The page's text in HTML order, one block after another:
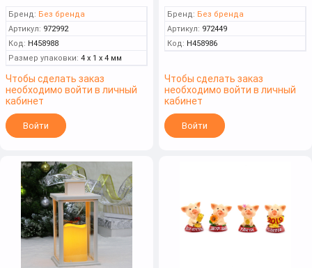
Бренд: Без бренда
Артикул: 972992
Код: Н458988
Размер упаковки: 4 x 1 x 4 мм
Чтобы сделать заказ
необходимо войти в личный
кабинет
Войти
Бренд: Без бренда
Артикул: 972449
Код: Н458986
Чтобы сделать заказ
необходимо войти в личный
кабинет
Войти